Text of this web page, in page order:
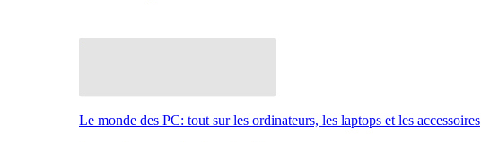
Le monde des PC: tout sur les ordinateurs, les laptops et les accessoires